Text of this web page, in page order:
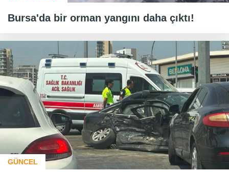
Bursa'da bir orman yangını daha çıktı!
GÜNCEL